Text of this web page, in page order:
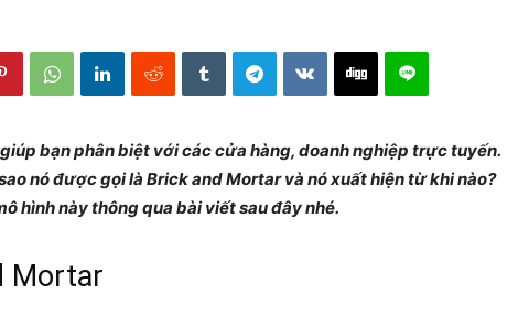
bạn phân biệt với các cửa hàng, doanh nghiệp trực tuyến.
nó được gọi là Brick and Mortar và nó xuất hiện từ khi nào?
hình này thông qua bài viết sau đây nhé.
Mortar